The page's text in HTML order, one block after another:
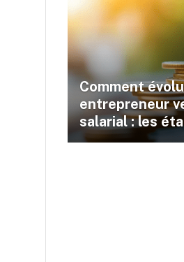
Comment
entrepreneur
salarial : les